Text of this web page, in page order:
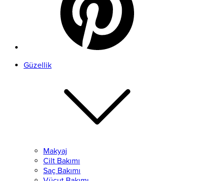
Güzellik
Makyaj
Cilt Bakımı
Saç Bakımı